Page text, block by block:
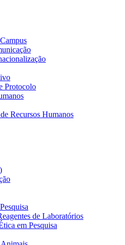
Protocolo
Recursos Humanos
de Laboratórios
em Pesquisa